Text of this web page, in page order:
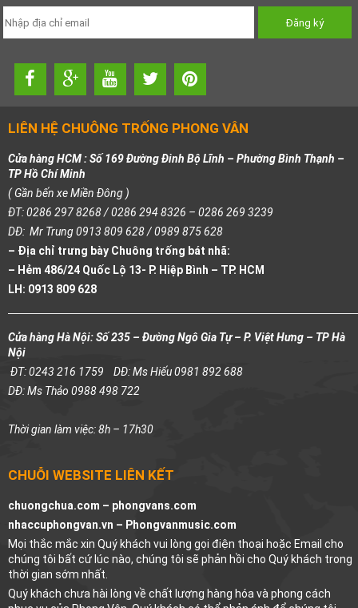
LIÊN HỆ CHUÔNG TRỐNG PHONG VÂN
Cửa hàng HCM : Số 169 Đường Đinh Bộ Lĩnh – Phường Bình Thạnh –
TP Hồ Chí Minh
( Gần bến xe Miền Đông )
ĐT: 0286 297 8268 / 0286 294 8326 – 0286 269 3239
DĐ: Mr Trung 0913 809 628 / 0989 875 628
– Địa chỉ trưng bày Chuông trống bát nhã:
– Hẻm 486/24 Quốc Lộ 13- P. Hiệp Bình – TP. HCM
LH: 0913 809 628
Cửa hàng Hà Nội: Số 235 – Đường Ngô Gia Tự – P. Việt Hưng – TP Hà
Nội
ĐT: 0243 216 1759 DĐ: Ms Hiếu 0981 892 688
DĐ: Ms Thảo 0988 498 722
Thời gian làm việc: 8h – 17h30
CHUỖI WEBSITE LIÊN KẾT
chuongchua.com – phongvans.com
nhaccuphongvan.vn – Phongvanmusic.com
Mọi thắc mắc xin Quý khách vui lòng gọi điện thoại hoặc Email cho
chúng tôi bất cứ lúc nào, chúng tôi sẽ phản hồi cho Quý khách trong
thời gian sớm nhất.
Quý khách chưa hài lòng về chất lượng hàng hóa và phong cách